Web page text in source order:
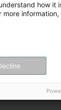
how it